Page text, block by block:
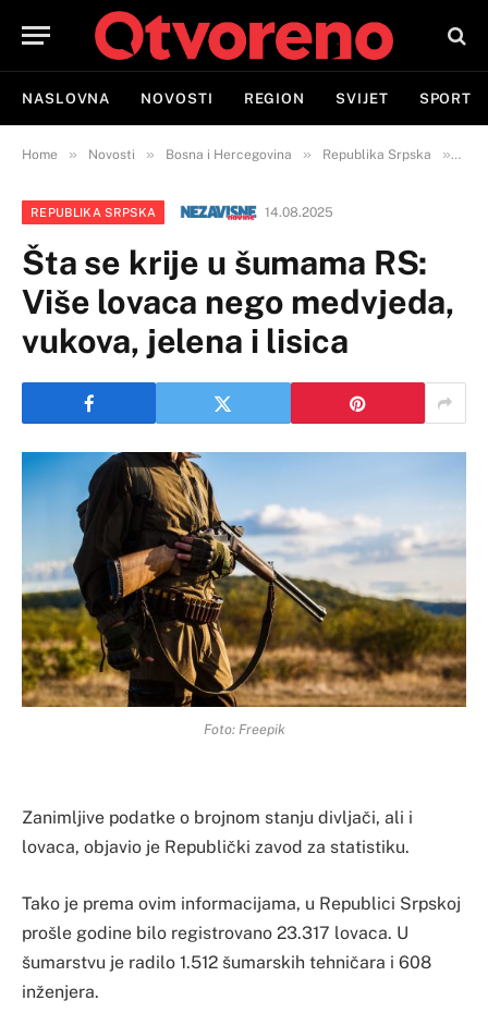
NASLOVNA NOVOSTI REGION SVIJET SPORT
Home » Novosti » Bosna i Hercegovina » Republika Srpska »
REPUBLIKA SRPSKA 14.08.2025
Šta se krije u šumama RS:
Više lovaca nego medvjeda,
vukova, jelena i lisica
Foto: Freepik
Zanimljive podatke o brojnom stanju divljači, ali i
lovaca, objavio je Republički zavod za statistiku.
Tako je prema ovim informacijama, u Republici Srpskoj
prošle godine bilo registrovano 23.317 lovaca. U
šumarstvu je radilo 1.512 šumarskih tehničara i 608
inženjera.